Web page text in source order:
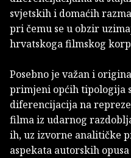
svjetskih i domaćih
pri čemu se u obzir
hrvatskoga filmskog
Posebno je važan i
primjeni općih tipologija
diferencijacija na
filma iz udarnog
ih, uz izvorne analitičke
aspekata autorskih